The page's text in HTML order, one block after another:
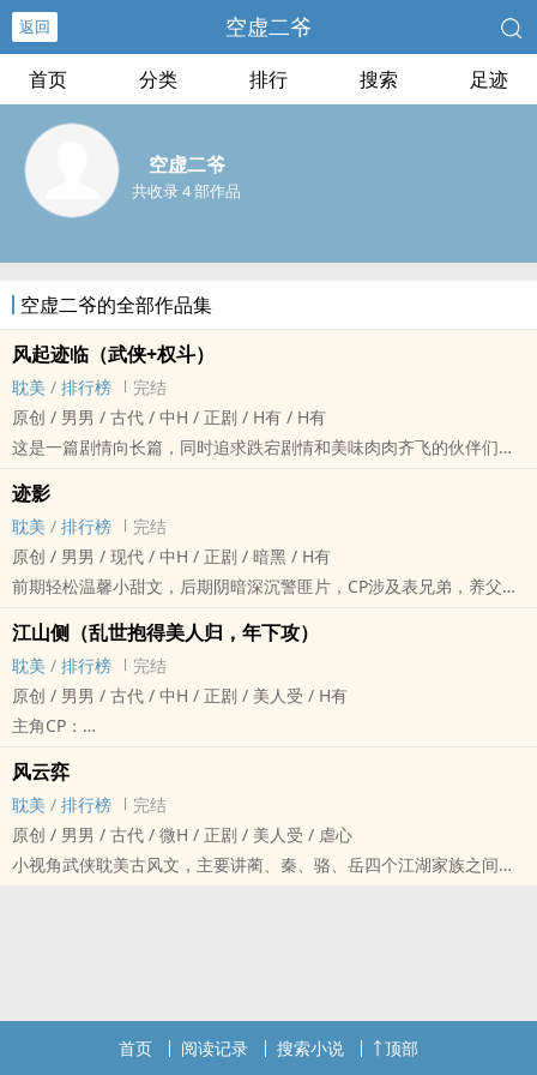
返回 空虚二爷
首页 分类 排行 搜索 足迹
空虚二爷
共收录 4 部作品
空虚二爷的全部作品集
风起迹临（武侠+权斗）
耽美 / 排行榜
完结
原创 / 男男 / 古代 / 中H / 正剧 / H有 / H有
这是一篇剧情向长篇，同时追求跌宕剧情和美味肉肉齐飞的伙伴们入
坑无风险~~
主角亲身体验：行走江湖、混迹朝堂，只要长得够帅，想上什幺美人
都可以，然而一世英名总会毁在一个人手里。
正经一句话诚恳介绍：有肉有剧情，走肾又走心，跌宕剧情与鲜美肉
肉齐飞，事业爱情双线走，涉及朝堂夺嫡的宫廷权斗、武林争霸两方
面。双男主角，一个风流轻佻攻，一个冰山邪气少年攻，讲述这两个
浪到飞起的渣攻之间以及和一堆受之间的恩怨情仇，同时牵扯出两朝
三代的陈年旧事，最后各自找到真爱，浪子回头，在家孝敬娘子当个
完美夫君的故事。
1、宏大剧情向大长篇，有虐有甜，正剧！
2、主年下攻
3、文中出现的感情线包括臣X君、主X仆、徒X师、子X父。
4、最重要的一点，涉及情感线3P，1V2，一攻俩受（绝对不是肉｀
生逆X宋言初）
这三人会涉及很长一段时间一攻俩受的感情生活，但是根据剧情发展
迹影
耽美 / 排行榜
完结
原创 / 男男 / 现代 / 中H / 正剧 / 暗黑 / H有
前期轻松温馨小甜文，后期阴暗深沉警匪片，CP涉及表兄弟，养父
子，本文是正剧剧情文
1.此文是风起迹临之风动的现代同人文，有点前世今生元素，但故事
是独立的，没看过风动的也不影响。
2.故事内容前期以感情线谈情说爱为主，但是有大主线剧情支撑，主
线剧情涉及黑警黑帮，主角被卷进去最后不得不做出黑白抉择，最后
结局he
3.本文属于现代半架空文，文中的政治体制以及城市基础设施等都是
架空的←_←
4.主角是世家公子，褚承和左丘衍是全能型冰山帅哥，顾倚青打鸡血
江山侧（乱世抱得美人归，年下攻）
耽美 / 排行榜
完结
原创 / 男男 / 古代 / 中H / 正剧 / 美人受 / H有
主角CP：
百里长逸X扶长音（冷酷霸道攻X傲娇腹黑受，师弟X师兄）
这是将军X军师，属于旧爱深情系列，两人本来相爱但是分别了两年，
一见面就干柴烈火久旱逢甘霖，啪啪啪出压抑的旧情，难分难舍，所
以将军攻为了能和心爱的娘子隐居山林每天诗（啪）词（啪）歌
（啪）赋，于是开启为爱攻城模式，结局会如何呢？
这篇小文是隔壁《风云弈》的兄弟篇，其中两个主角百里长逸和扶长
音是《风云弈》中江景抒的师弟。PS.在《风云弈》32章、46章等有
风云弈
耽美 / 排行榜
完结
原创 / 男男 / 古代 / 微H / 正剧 / 美人受 / 虐心
小视角武侠耽美古风文，主要讲蔺、秦、骆、岳四个江湖家族之间的
“永别了....子绪....”素伞在寒风中飘摇，坠落雪地，溅起碎雪四散。
首页 阅读记录 搜索小说 顶部